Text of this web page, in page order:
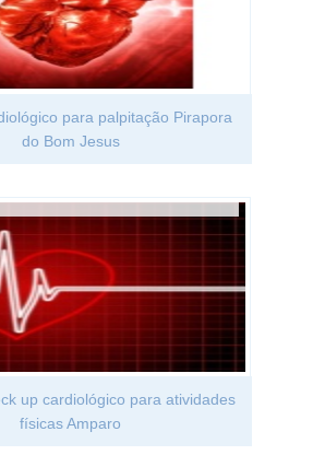
para palpitação Pirapora
do Bom Jesus
up cardiológico para atividades
físicas Amparo